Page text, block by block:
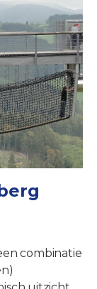
combinatie